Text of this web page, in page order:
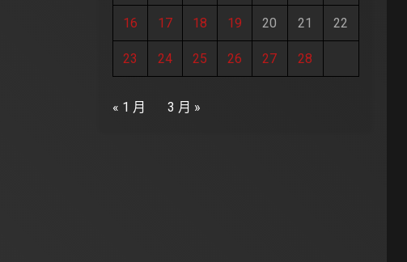
16 17 18 19 20 21 22
23 24 25 26 27 28
« 1 月 3 月 »